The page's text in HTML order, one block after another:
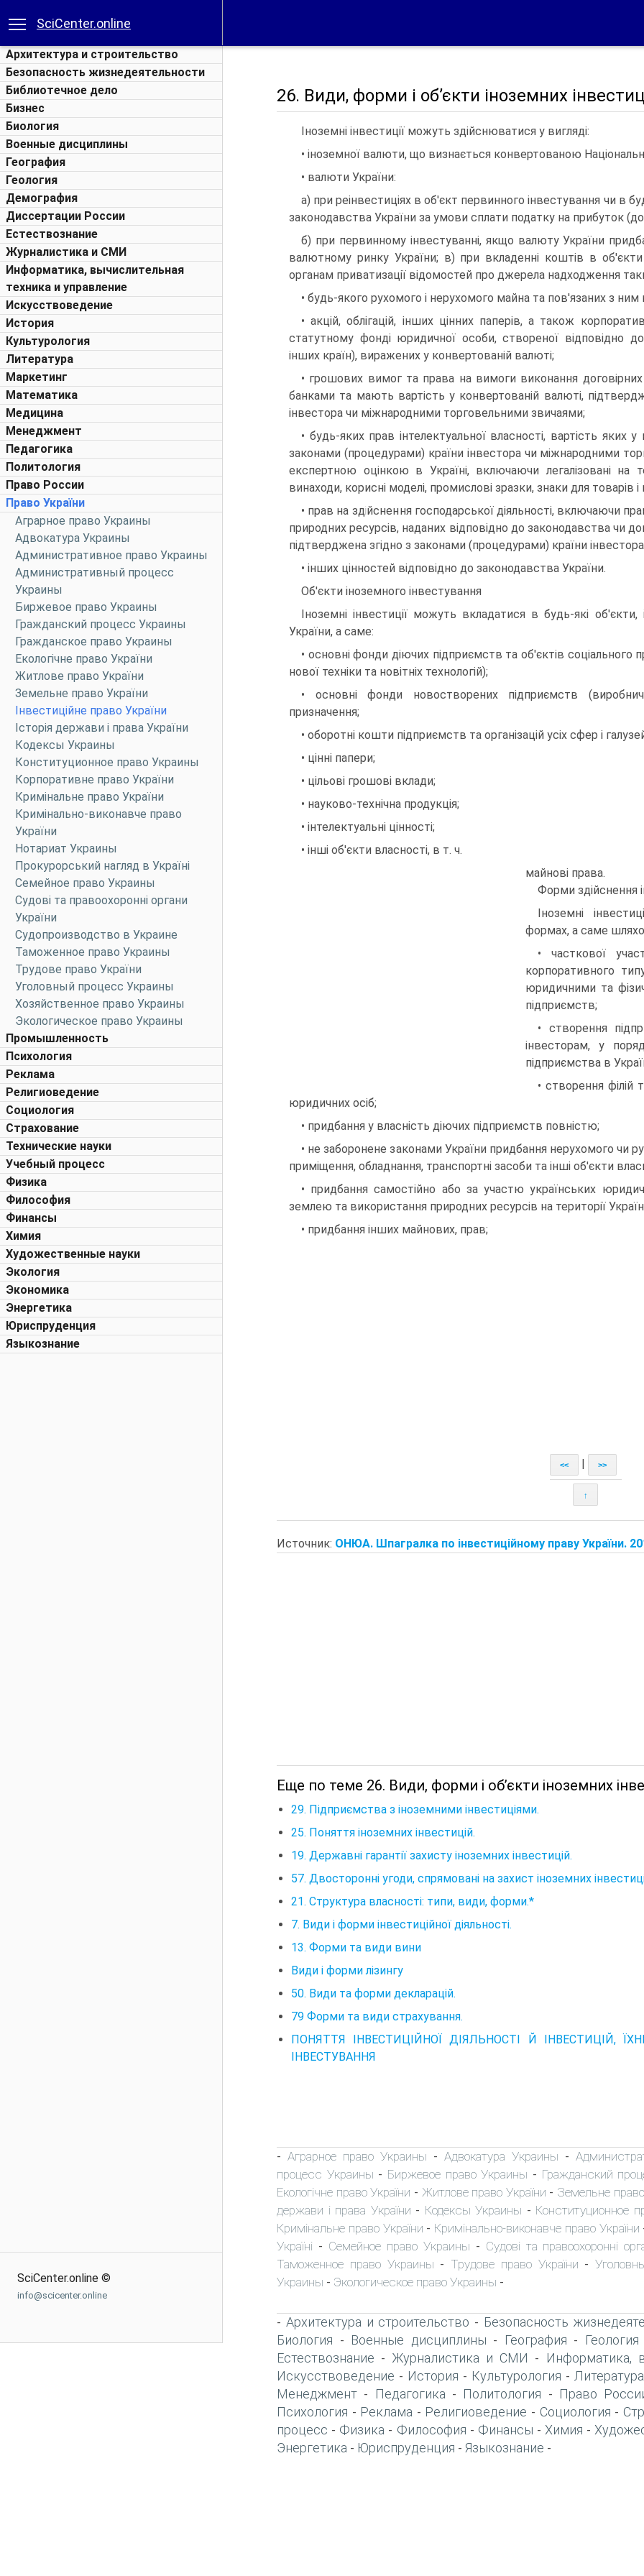
SciCenter.online
Архитектура и строительство
Безопасность жизнедеятельности
Библиотечное дело
Бизнес
Биология
Военные дисциплины
География
Геология
Демография
Диссертации России
Естествознание
Журналистика и СМИ
Информатика, вычислительная
техника и управление
Искусствоведение
История
Культурология
Литература
Маркетинг
Математика
Медицина
Менеджмент
Педагогика
Политология
Право России
Право України
Аграрное право Украины
Адвокатура Украины
Административное право Украины
Административный процесс
Украины
Биржевое право Украины
Гражданский процесс Украины
Гражданское право Украины
Екологічне право України
Житлове право України
Земельне право України
Інвестиційне право України
Історія держави і права України
Кодексы Украины
Конституционное право Украины
Корпоративне право України
Кримінальне право України
Кримінально-виконавче право
України
Нотариат Украины
Прокурорський нагляд в Україні
Семейное право Украины
Судові та правоохоронні органи
України
Судопроизводство в Украине
Таможенное право Украины
Трудове право України
Уголовный процесс Украины
Хозяйственное право Украины
Экологическое право Украины
Промышленность
Психология
Реклама
Религиоведение
Социология
Страхование
Технические науки
Учебный процесс
Физика
Философия
Финансы
Химия
Художественные науки
Экология
Экономика
Энергетика
Юриспруденция
Языкознание
SciCenter.online ©
info@scicenter.online
26. Види, форми і об’єкти іноземних
Іноземні інвестиції можуть здійснюватися у вигляді:
• іноземної валюти, що визнається конвертованою
• валюти України:
а) при реінвестиціях в об'єкт первинного інвестування чи в
законодавства України за умови сплати податку на прибуток
б) при первинному інвестуванні, якщо валюту України
валютному ринку України; в) при вкладенні коштів в
органам приватизації відомостей про джерела надходження
• будь-якого рухомого і нерухомого майна та пов'язаних з
• акцій, облігацій, інших цінних паперів, а також
статутному фонді юридичної особи, створеної відповідно
інших країн), виражених у конвертованій валюті;
• грошових вимог та права на вимоги виконання
банками та мають вартість у конвертованій валюті,
інвестора чи міжнародними торговельними звичаями;
• будь-яких прав інтелектуальної власності, вартість яких
законами (процедурами) країни інвестора чи міжнародними
експертною оцінкою в Україні, включаючи легалізовані на
винаходи, корисні моделі, промислові зразки, знаки для товарів
• прав на здійснення господарської діяльності, включаючи
природних ресурсів, наданих відповідно до законодавства чи
підтверджена згідно з законами (процедурами) країни
• інших цінностей відповідно до законодавства України.
Об'єкти іноземного інвестування
Іноземні інвестиції можуть вкладатися в будь-які
України, а саме:
• основні фонди діючих підприємств та об'єктів
нової техніки та новітніх технологій);
• основні фонди новостворених підприємств
призначення;
• оборотні кошти підприємств та організацій усіх сфер і
• цінні папери;
• цільові грошові вклади;
• науково-технічна продукція;
• інтелектуальні цінності;
• інші об'єкти власності, в т. ч.
майнові права.
Форми здійснення
Іноземні
формах, а саме
• часткової
корпоративного
юридичними та
підприємств;
• створення
інвесторам, у
підприємства в
• створення філій
юридичних осіб;
• придбання у власність діючих підприємств повністю;
• не заборонене законами України придбання нерухомого чи
приміщення, обладнання, транспортні засоби та інші об'єкти
• придбання самостійно або за участю українських
землею та використання природних ресурсів на території
• придбання інших майнових, прав;
<< >>
↑
Источник: ОНЮА. Шпагралка по інвестиційному праву України.
Еще по теме 26. Види, форми і об’єкти іноземних
29. Підприємства з іноземними інвестиціями.
25. Поняття іноземних інвестицій.
19. Державні гарантії захисту іноземних інвестицій.
57. Двосторонні угоди, спрямовані на захист іноземних
21. Структура власності: типи, види, форми.*
7. Види і форми інвестиційної діяльності.
13. Форми та види вини
Види і форми лізингу
50. Види та форми декларацій.
79 Форми та види страхування.
ПОНЯТТЯ ІНВЕСТИЦІЙНОЇ ДІЯЛЬНОСТІ Й ІНВЕСТИЦІЙ,
ІНВЕСТУВАННЯ
- Аграрное право Украины - Адвокатура Украины -
процесс Украины - Биржевое право Украины - Гражданский
Екологічне право України - Житлове право України - Земельне
держави і права України - Кодексы Украины - Конституционное
Кримінальне право України - Кримінально-виконавче право України
Україні - Семейное право Украины - Судові та правоохоронні
Таможенное право Украины - Трудове право України -
Украины - Экологическое право Украины -
- Архитектура и строительство - Безопасность
Биология - Военные дисциплины - География - Геология
Естествознание - Журналистика и СМИ - Информатика,
Искусствоведение - История - Культурология - Литература
Менеджмент - Педагогика - Политология - Право
Психология - Реклама - Религиоведение - Социология -
процесс - Физика - Философия - Финансы - Химия -
Энергетика - Юриспруденция - Языкознание -